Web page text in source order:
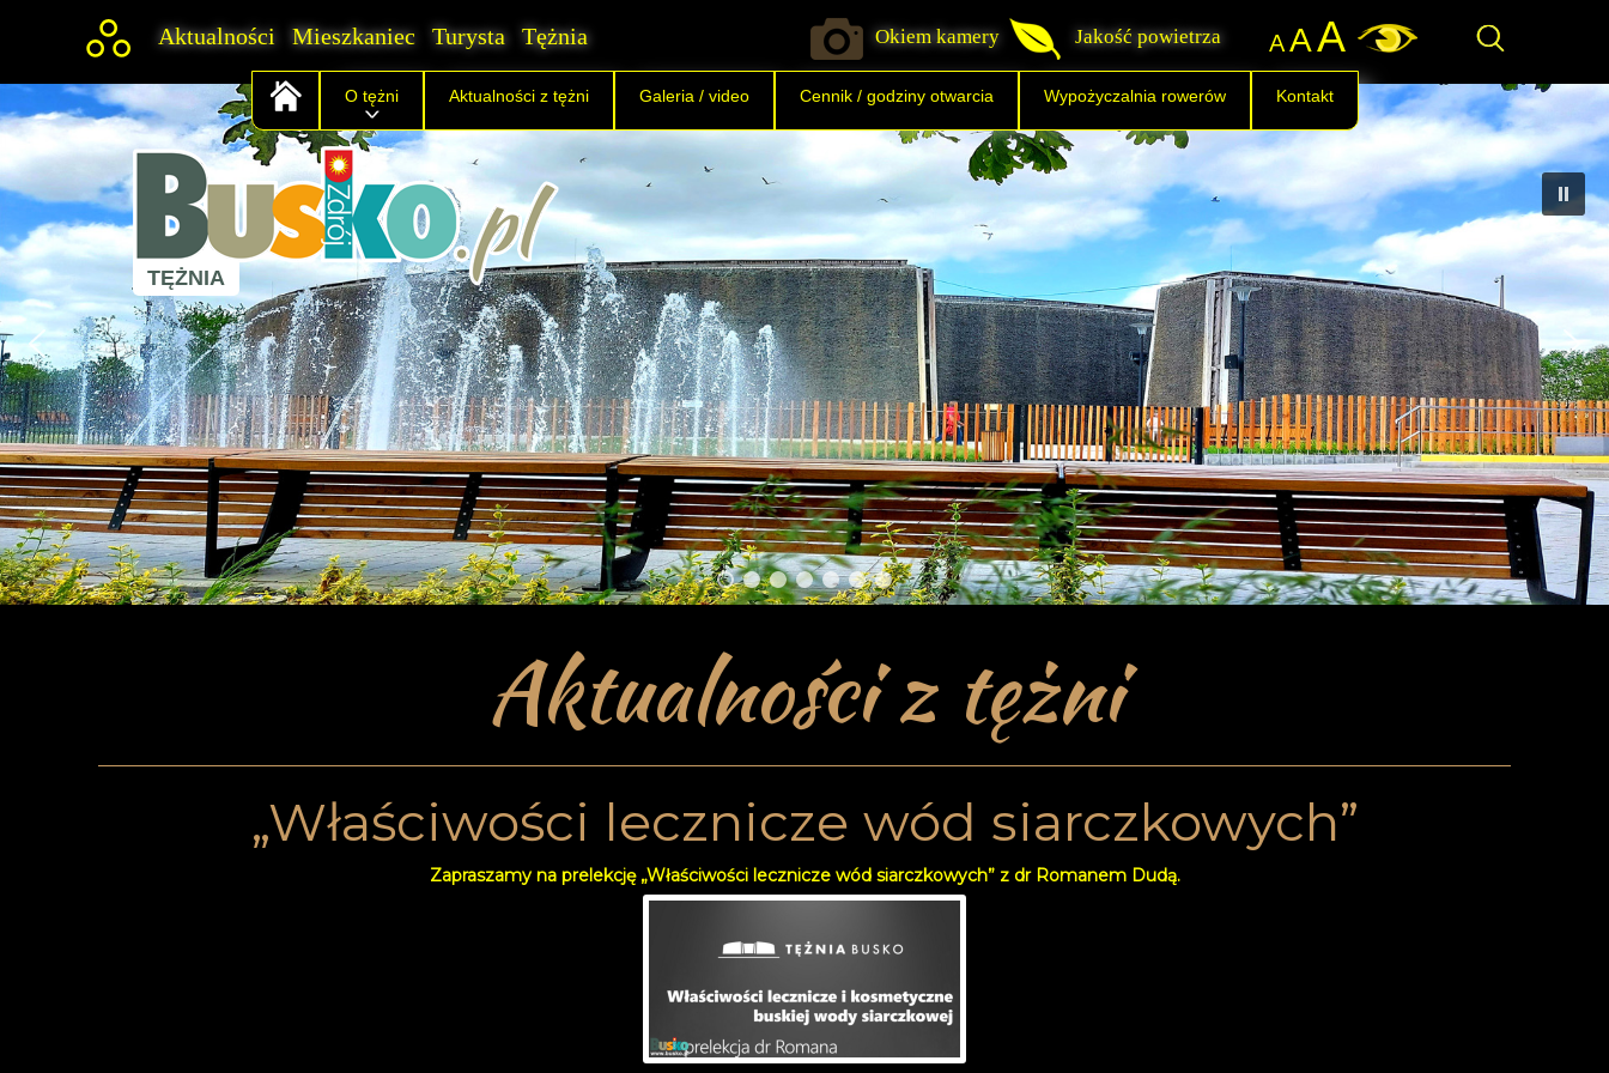
Aktualności Mieszkaniec Turysta Tężnia Okiem kamery Jakość powietrza AAA
TĘŻNIA
O tężni Aktualności z tężni Galeria / video Cennik / godziny otwarcia Wypożyczalnia rowerów Kontakt
Aktualności z tężni
„Właściwości lecznicze wód siarczkowych”
Zapraszamy na prelekcję „Właściwości lecznicze wód siarczkowych” z dr Romanem Dudą.